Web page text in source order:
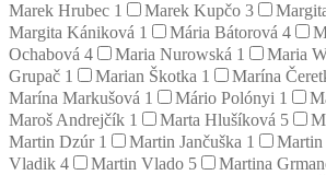
Marek Hrubec 1 Marek Kupčo 3
Margita Kániková 1 Mária Bátorová 4
Ochabová 4 Maria Nurowská 1 Maria
Grupač 1 Marian Škotka 1 Marína
Marína Markušová 1 Mário Polónyi 1
Maroš Andrejčík 1 Marta Hlušíková 5
Martin Dzúr 1 Martin Jančuška 1 Martin
Vladik 4 Martin Vlado 5 Martina